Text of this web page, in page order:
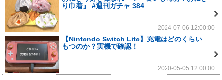
り巾着』 #週刊ガチャ 384
2024-07-06 12:00:00
【Nintendo Switch Lite】充電はどのくらい
もつのか？実機で確認！
2020-05-05 12:00:00